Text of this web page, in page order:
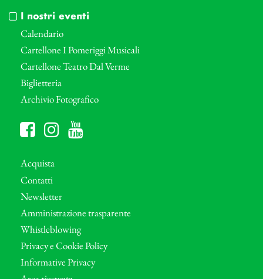
I nostri eventi
Calendario
Cartellone I Pomeriggi Musicali
Cartellone Teatro Dal Verme
Biglietteria
Archivio Fotografico
Acquista
Contatti
Newsletter
Amministrazione trasparente
Whistleblowing
Privacy e Cookie Policy
Informative Privacy